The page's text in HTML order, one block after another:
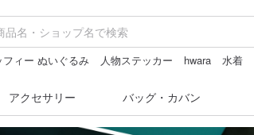
フィー ぬいぐるみ 人物ステッカー hwara 水着
アクセサリー バッグ・カバン